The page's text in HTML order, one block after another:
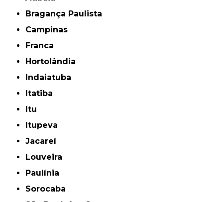
Bragança Paulista
Campinas
Franca
Hortolândia
Indaiatuba
Itatiba
Itu
Itupeva
Jacareí
Louveira
Paulínia
Sorocaba